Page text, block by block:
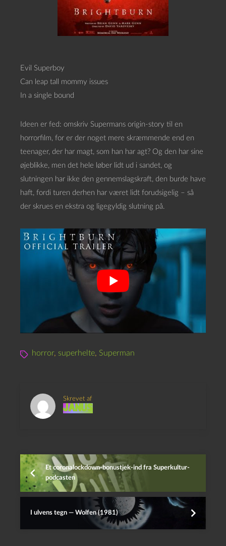
Evil Superboy
Can leap tall mommy issues
In a single bound
Ideen er fed: omskriv Supermans origin-story til en
horrorfilm, for er der noget mere skræmmende end en
teenager, der har magt, som han har agt? Og den har sine
øjeblikke, men det hele løber lidt ud i sandet, og
slutningen har ikke den gennemslagskraft, den burde have
haft, fordi turen derhen har været lidt forudsigelig – så
der skrues en ekstra og ligegyldig slutning på.
horror, superhelte, Superman
Skrevet af
Janus
Et coronalockdown-bonustjek-ind fra Superkultur-
podcasten
I ulvens tegn — Wolfen (1981)